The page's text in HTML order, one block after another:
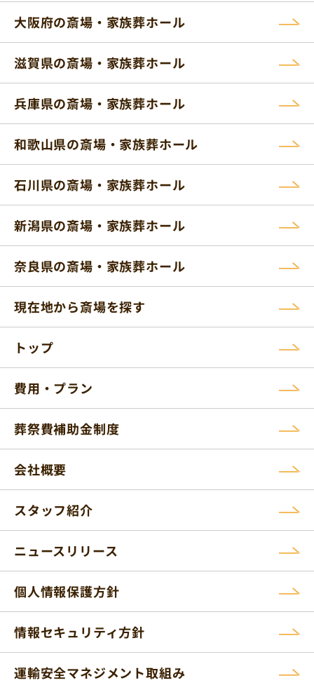
大阪府の斎場・家族葬ホール
滋賀県の斎場・家族葬ホール
兵庫県の斎場・家族葬ホール
和歌山県の斎場・家族葬ホール
石川県の斎場・家族葬ホール
新潟県の斎場・家族葬ホール
奈良県の斎場・家族葬ホール
現在地から斎場を探す
トップ
費用・プラン
葬祭費補助金制度
会社概要
スタッフ紹介
ニュースリリース
個人情報保護方針
情報セキュリティ方針
運輸安全マネジメント取組み